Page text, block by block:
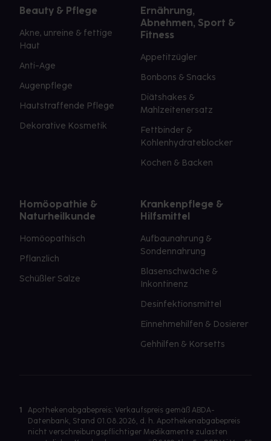
Beauty & Pflege
Akne, unreine & fettige
Haut
Anti-Age
Augenpflege
Hautstraffende Pflege
Dekorative Kosmetik
Ernährung,
Abnehmen, Sport &
Fitness
Appetitzügler
Bonbons & Snacks
Diätshakes &
Mahlzeitenersatz
Fettbinder &
Kohlenhydrateblocker
Kochen & Backen
Homöopathie &
Naturheilkunde
Homöopathisch
Pflanzlich
Schüßler Salze
Krankenpflege &
Hilfsmittel
Aufbaunahrung &
Sondennahrung
Blasenschwäche &
Inkontinenz
Desinfektionsmittel
Einnehmehilfen & Dosierer
Gehhilfen & Korsetts
1
Apothekenabgabepreis: Verkaufspreis gemäß ABDA-
Datenbank, Stand 01.08.2026, d. h. Apothekenabgabepreis
nicht verschreibungspflichtiger Medikamente zulasten